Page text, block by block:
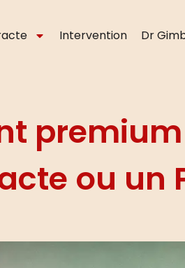
Intervention Dr
ou un